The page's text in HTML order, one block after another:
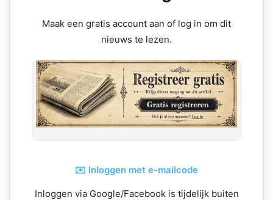
Maak een gratis account aan of log in om dit
nieuws te lezen.
✉️ Inloggen met e-mailcode
Inloggen via Google/Facebook is tijdelijk buiten